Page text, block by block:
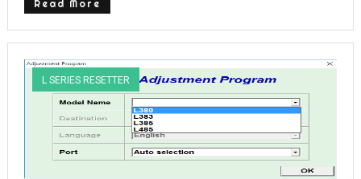
Read More
L SERIES RESETTER